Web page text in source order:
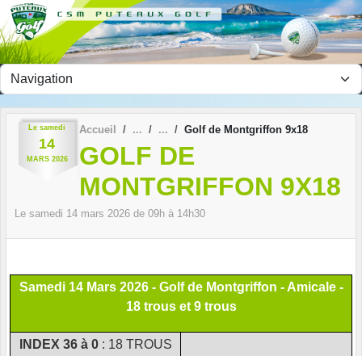
Le samedi
14
MARS 2026
Accueil Golf de Montgriffon 9x18
GOLF DE
MONTGRIFFON 9X18
Le samedi 14 mars 2026 de 09h à 14h30
Samedi 14 Mars 2026 - Golf de Montgriffon - Amicale -
18 trous et 9 trous
INDEX 36 à 0 : 18 TROUS
Panneau de gestion des cookies